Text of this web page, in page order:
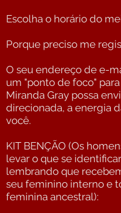
Escolha o horário do
Porque preciso me
O seu endereço de e-
um "ponto de foco"
Miranda Gray possa
direcionada, a energia
você.
KIT BENÇÃO (Os
levar o que se
lembrando que
seu feminino interno e
feminina ancestral):